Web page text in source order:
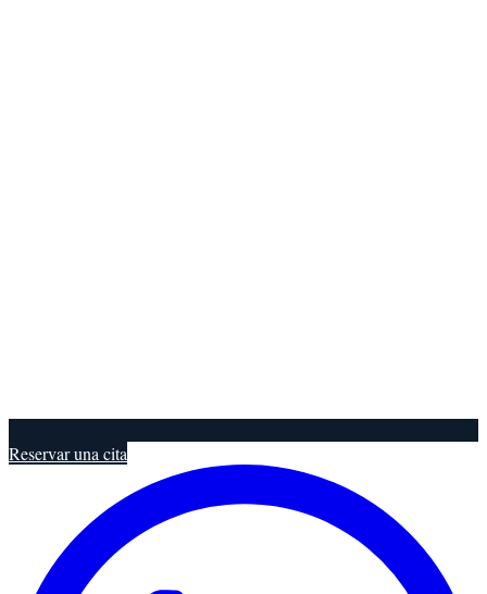
Reservar una cita